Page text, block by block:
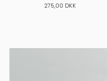
275,00 DKK